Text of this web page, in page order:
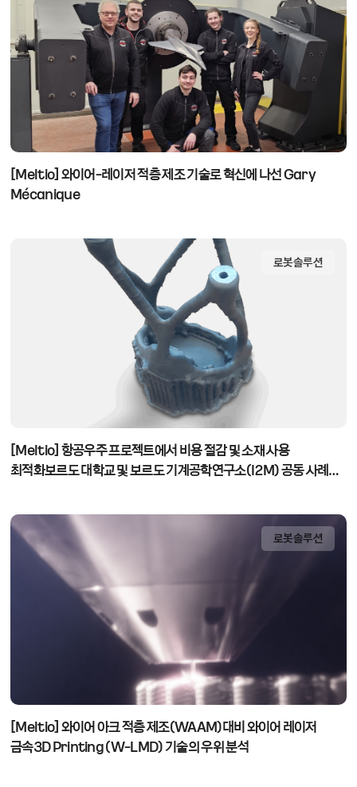
[Meltio] 와이어-레이저 적층 제조 기술로 혁신에 나선 Gary
Mécanique
로봇솔루션
[Meltio] 항공우주 프로젝트에서 비용 절감 및 소재 사용
최적화보르도 대학교 및 보르도 기계공학연구소(I2M) 공동 사례
로봇솔루션
[Meltio] 와이어 아크 적층 제조(WAAM)대비 와이어 레이저
금속3D Printing (W-LMD) 기술의 우위 분석